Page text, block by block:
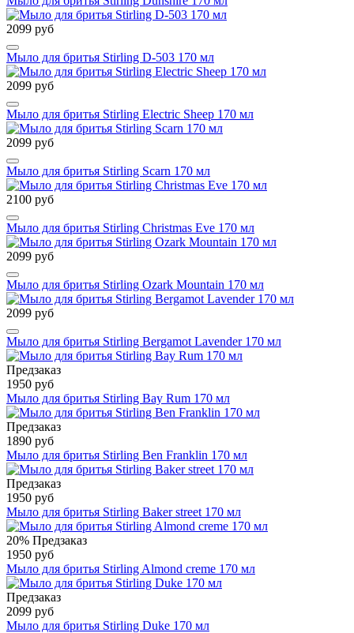
2099 руб
Мыло для бритья Stirling D-503 170 мл
2099 руб
Мыло для бритья Stirling Electric Sheep 170 мл
2099 руб
Мыло для бритья Stirling Scarn 170 мл
2100 руб
Мыло для бритья Stirling Christmas Eve 170 мл
2099 руб
Мыло для бритья Stirling Ozark Mountain 170 мл
2099 руб
Мыло для бритья Stirling Bergamot Lavender 170 мл
Предзаказ
1950 руб
Мыло для бритья Stirling Bay Rum 170 мл
Предзаказ
1890 руб
Мыло для бритья Stirling Ben Franklin 170 мл
Предзаказ
1950 руб
Мыло для бритья Stirling Baker street 170 мл
20% Предзаказ
1950 руб
Мыло для бритья Stirling Almond creme 170 мл
Предзаказ
2099 руб
Мыло для бритья Stirling Duke 170 мл